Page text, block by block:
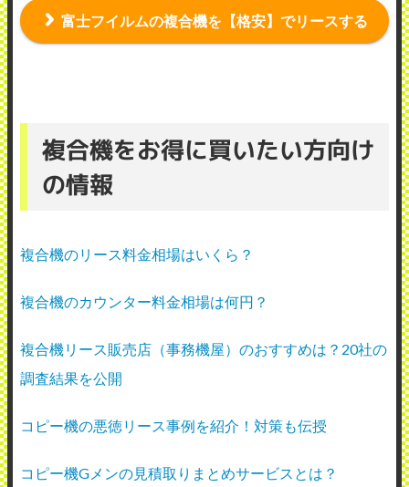
富士フイルムの複合機を【格安】でリースする
複合機をお得に買いたい方向け
の情報
複合機のリース料金相場はいくら？
複合機のカウンター料金相場は何円？
複合機リース販売店（事務機屋）のおすすめは？20社の
調査結果を公開
コピー機の悪徳リース事例を紹介！対策も伝授
コピー機Gメンの見積取りまとめサービスとは？